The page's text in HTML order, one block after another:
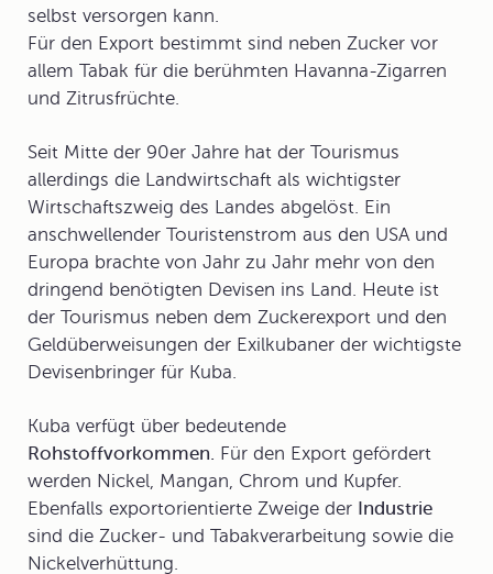
selbst versorgen kann.
Für den Export bestimmt sind neben Zucker vor
allem Tabak für die berühmten Havanna-Zigarren
und Zitrusfrüchte.
Seit Mitte der 90er Jahre hat der Tourismus
allerdings die Landwirtschaft als wichtigster
Wirtschaftszweig des Landes abgelöst. Ein
anschwellender Touristenstrom aus den USA und
Europa brachte von Jahr zu Jahr mehr von den
dringend benötigten Devisen ins Land. Heute ist
der Tourismus neben dem Zuckerexport und den
Geldüberweisungen der Exilkubaner der wichtigste
Devisenbringer für Kuba.
Kuba verfügt über bedeutende
Rohstoffvorkommen. Für den Export gefördert
werden Nickel, Mangan, Chrom und Kupfer.
Ebenfalls exportorientierte Zweige der Industrie
sind die Zucker- und Tabakverarbeitung sowie die
Nickelverhüttung.